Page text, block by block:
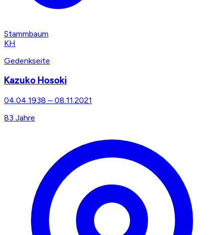
Stammbaum
KH
Gedenkseite
Kazuko Hosoki
04.04.1938 – 08.11.2021
83 Jahre